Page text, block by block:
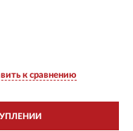
к сравнению